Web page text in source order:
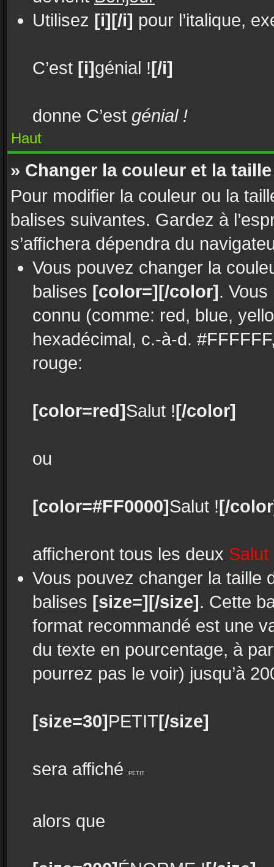
Utilisez [i][/i] pour l’italique,
C’est [i]génial ![/i]
donne C’est génial !
Haut
» Changer la couleur et la
Pour modifier la couleur ou la
balises suivantes. Gardez à
s’affichera dépendra du
Vous pouvez changer la
balises [color=][/color].
connu (comme: red, blue,
hexadécimal, c.-à-d.
rouge:
[color=red]Salut ![/color]
ou
[color=#FF0000]Salut ![/
afficheront tous les deux Salut
Vous pouvez changer la taille
balises [size=][/size]. Cette
format recommandé est une
du texte en pourcentage, à
pourrez pas le voir) jusqu’à
[size=30]PETIT[/size]
sera affiché PETIT
alors que